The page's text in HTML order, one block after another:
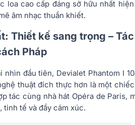
loa cao cấp đáng sở hữu nhất
âm nhạc thuần khiết.
Thiết kế sang trọng –
Pháp
nhìn đầu tiên, Devialet Phantom I
thuật đích thực hơn là một
tác cùng nhà hát Opéra de Paris,
tinh tế và đầy cảm xúc.